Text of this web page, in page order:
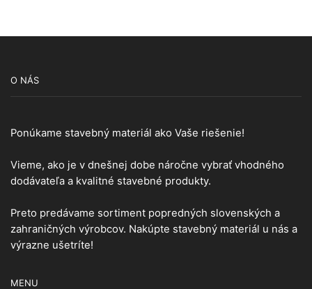
O NÁS
Ponúkame stavebný materiál ako Vaše riešenie!
Vieme, ako je v dnešnej dobe náročne vybrať vhodného
dodávateľa a kvalitné stavebné produkty.
Preto predávame sortiment popredných slovenských a
zahraničných výrobcov. Nakúpte stavebný materiál u nás a
výrazne ušetríte!
MENU